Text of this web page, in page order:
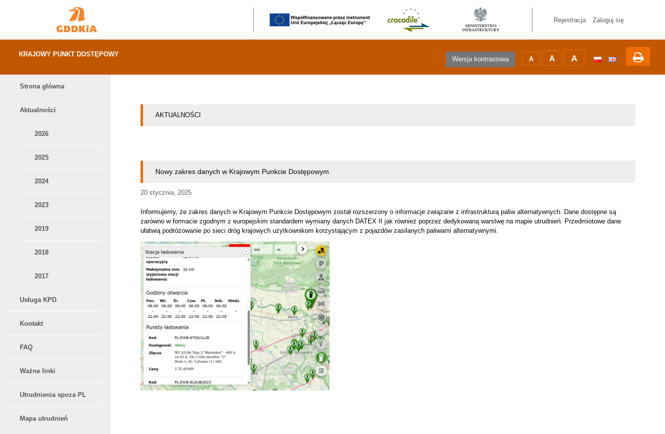
zawartości
Rejestracja Zaloguj się
KRAJOWY PUNKT DOSTĘPOWY
-
danych
w
Krajowym
Wersja kontrastowa
rozmiar
czcionki
A
czcionki
A
czcionki
A
wersje
Menu
główne
Strona główna
Aktualności
2026
2025
2024
2023
2019
2018
2017
Usługa KPD
Kontakt
FAQ
Ważne linki
Utrudnienia spoza PL
Mapa utrudnień
AKTUALNOŚCI
Nowy zakres danych w Krajowym Punkcie Dostępowym
20 stycznia, 2025
Informujemy, że zakres danych w Krajowym Punkcie Dostępowym został rozszerzony o informacje związane z infrastrukturą paliw alternatywnych. Dane dostępne są
zarówno w formacie zgodnym z europejskim standardem wymiany danych DATEX II jak również poprzez dedykowaną warstwę na mapie utrudnień. Przedmiotowe dane
ułatwią podróżowanie po sieci dróg krajowych użytkownikom korzystającym z pojazdów zasilanych paliwami alternatywnymi.